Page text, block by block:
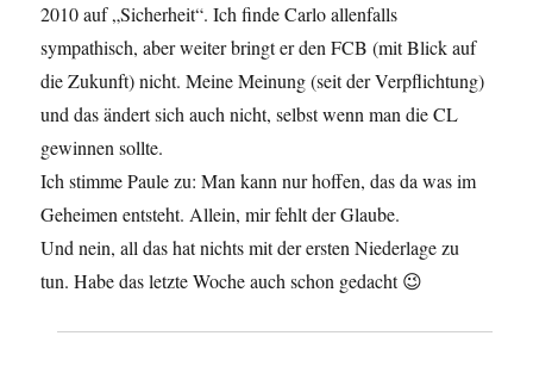
2010 auf „Sicherheit“. Ich finde Carlo allenfalls
sympathisch, aber weiter bringt er den FCB (mit Blick auf
die Zukunft) nicht. Meine Meinung (seit der Verpflichtung)
und das ändert sich auch nicht, selbst wenn man die CL
gewinnen sollte.
Ich stimme Paule zu: Man kann nur hoffen, das da was im
Geheimen entsteht. Allein, mir fehlt der Glaube.
Und nein, all das hat nichts mit der ersten Niederlage zu
tun. Habe das letzte Woche auch schon gedacht 😉